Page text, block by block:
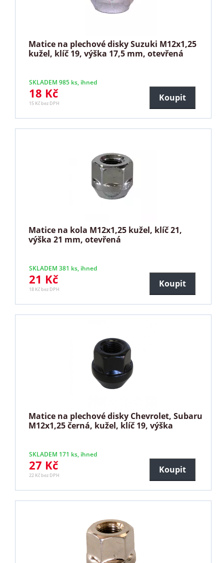
Matice na plechové disky Suzuki M12x1,25
kužel, klíč 19, výška 17,5 mm, otevřená
SKLADEM 985 ks, ihned
18 Kč
15 Kč bez DPH
Koupit
Matice na kola M12x1,25 kužel, klíč 21,
výška 21 mm, otevřená
SKLADEM 381 ks, ihned
21 Kč
18 Kč bez DPH
Koupit
Matice na plechové disky Chevrolet, Subaru
M12x1,25 černá, kužel, klíč 19, výška
SKLADEM 171 ks, ihned
27 Kč
22 Kč bez DPH
Koupit